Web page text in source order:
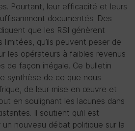
Pourtant, leur efficacité et leurs
documentés. Des
que les RSI génèrent
qu’ils peuvent peser de
les opérateurs à faibles revenus
de façon inégale. Ce bulletin
synthèse de ce que nous
de leur mise en œuvre et
en soulignant les lacunes dans
Il soutient qu’il est
un nouveau débat politique sur la